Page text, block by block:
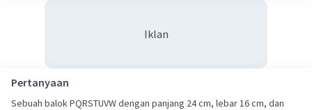
Iklan
Pertanyaan
Sebuah balok PQRSTUVW dengan panjang 24 cm, lebar 16 cm, dan